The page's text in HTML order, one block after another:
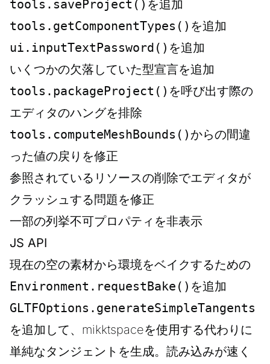
tools.saveProject() を追加
tools.getComponentTypes() を追加
ui.inputTextPassword() を追加
いくつかの欠落していた型宣言を追加
tools.packageProject() を呼び出す際の
エディタのハングを排除
tools.computeMeshBounds() からの間違
った値の戻りを修正
参照されているリソースの削除でエディタが
クラッシュする問題を修正
一部の列挙不可プロパティを非表示
JS API
現在の空の素材から環境をベイクするための
Environment.requestBake() を追加
GLTFOptions.generateSimpleTangents
を追加して、mikktspaceを使用する代わりに
単純なタンジェントを生成。読み込みが速く